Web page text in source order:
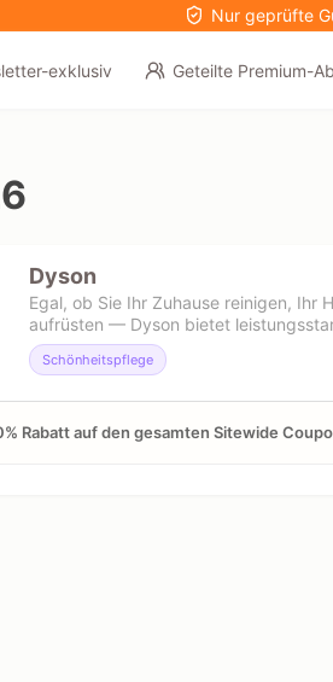
Nur geprüfte
exklusiv Geteilte Premium-
Dyson
Egal, ob Sie Ihr Zuhause reinigen, Ihr
aufrüsten — Dyson bietet
Schönheitspflege
Rabatt auf den gesamten Sitewide